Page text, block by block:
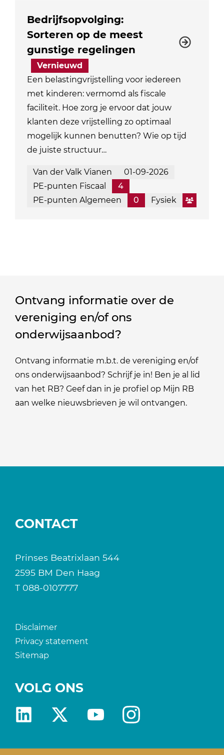
Bedrijfsopvolging:
Sorteren op de meest
gunstige regelingen
Vernieuwd
Een belastingvrijstelling voor iedereen
met kinderen: vermomd als fiscale
faciliteit. Hoe zorg je ervoor dat jouw
klanten deze vrijstelling zo optimaal
mogelijk kunnen benutten? Wie op tijd
de juiste structuur…
Van der Valk Vianen
01-09-2026
PE-punten Fiscaal
4
PE-punten Algemeen
0 Fysiek
Ontvang informatie over de
vereniging en/of ons
onderwijsaanbod?
Ontvang informatie m.b.t. de vereniging en/of
ons onderwijsaanbod? Schrijf je in! Ben je al lid
van het RB? Geef dan in je profiel op Mijn RB
aan welke nieuwsbrieven je wil ontvangen.
CONTACT
Prinses Beatrixlaan 544
2595 BM Den Haag
T 088-0107777
Disclaimer
Privacy statement
Sitemap
VOLG ONS